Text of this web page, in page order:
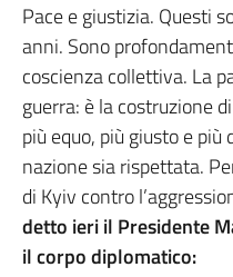
Pace e giustizia. Questi
anni. Sono
coscienza collettiva. La
guerra: è la costruzione
più equo, più giusto e
nazione sia rispettata.
di Kyiv contro
detto ieri il Presidente
il corpo diplomatico: